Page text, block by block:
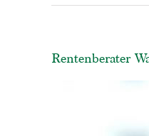
Rentenberater